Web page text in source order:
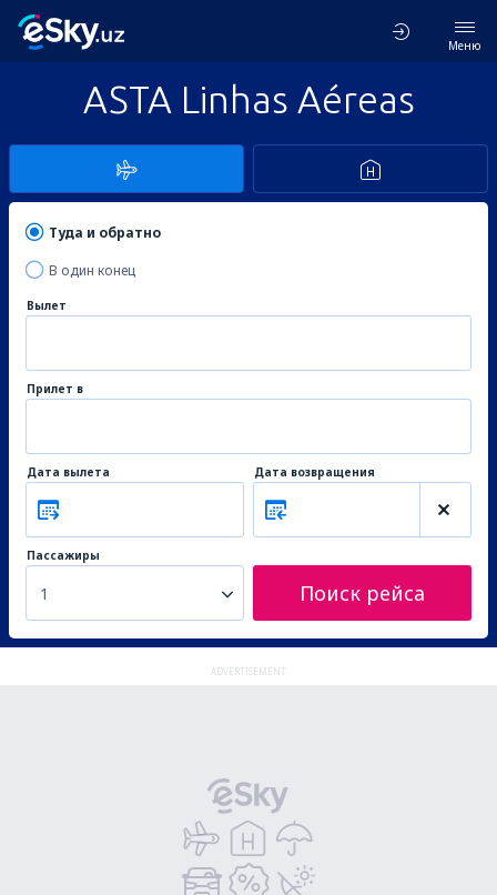
Меню
ASTA Linhas Aéreas
Туда и обратно
В один конец
Вылет
Прилет в
Дата вылета Дата возвращения
Пассажиры
1 Поиск рейса
ADVERTISEMENT